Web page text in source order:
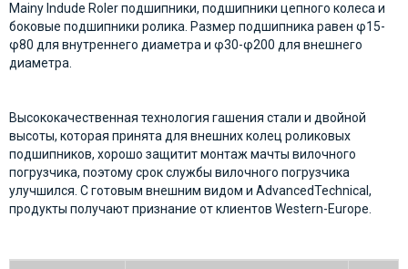
Mainy Indude Roler подшипники, подшипники цепного колеса и
боковые подшипники ролика. Размер подшипника равен φ15-
φ80 для внутреннего диаметра и φ30-φ200 для внешнего
диаметра.
Высококачественная технология гашения стали и двойной
высоты, которая принята для внешних колец роликовых
подшипников, хорошо защитит монтаж мачты вилочного
погрузчика, поэтому срок службы вилочного погрузчика
улучшился. С готовым внешним видом и AdvancedTechnical,
продукты получают признание от клиентов Western-Europe.